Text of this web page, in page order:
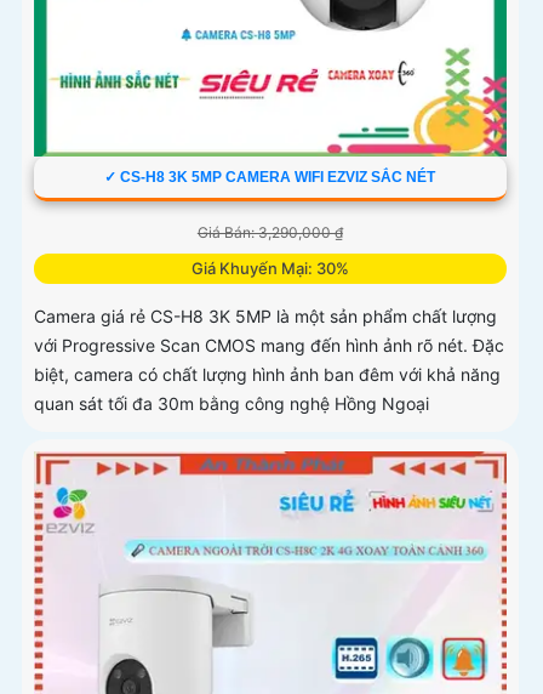
✓ CS-H8 3K 5MP CAMERA WIFI EZVIZ SẮC NÉT
Giá Bán: 3,290,000 ₫
Giá Khuyến Mại: 30%
Camera giá rẻ CS-H8 3K 5MP là một sản phẩm chất lượng
với Progressive Scan CMOS mang đến hình ảnh rõ nét. Đặc
biệt, camera có chất lượng hình ảnh ban đêm với khả năng
quan sát tối đa 30m bằng công nghệ Hồng Ngoại